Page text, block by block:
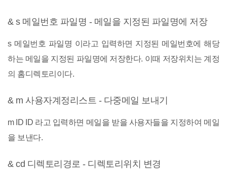
& s 메일번호 파일명 - 메일을 지정된 파일명에 저장
s 메일번호 파일명 이라고 입력하면 지정된 메일번호에 해당
하는 메일을 지정된 파일명에 저장한다. 이때 저장위치는 계정
의 홈디렉토리이다.
& m 사용자계정리스트 - 다중메일 보내기
m ID ID 라고 입력하면 메일을 받을 사용자들을 지정하여 메일
을 보낸다.
& cd 디렉토리경로 - 디렉토리위치 변경